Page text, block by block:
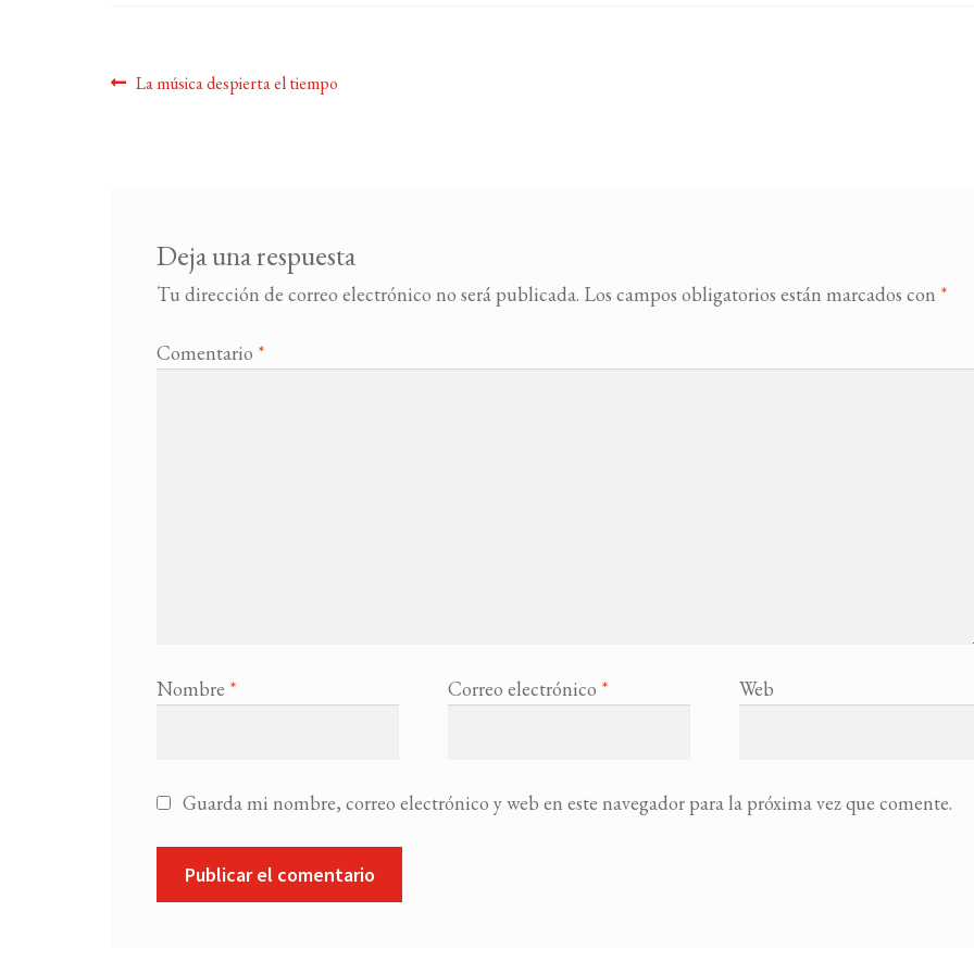
Navegación
Anterior:
La música despierta el tiempo
Deja una respuesta
Tu dirección de correo electrónico no será publicada. Los campos obligatorios están marcados con *
Comentario *
Nombre * Correo electrónico * Web
Guarda mi nombre, correo electrónico y web en este navegador para la próxima vez que comente.